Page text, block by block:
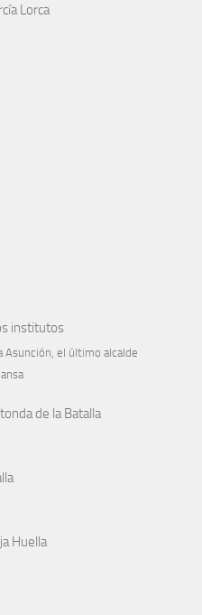
Lorca
institutos
Asunción, el último alcalde
de la Batalla
Huella